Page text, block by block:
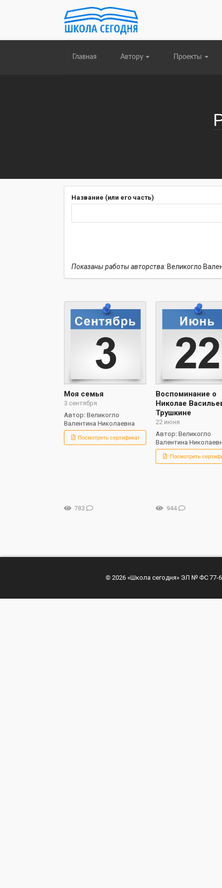
Главная Автору Проекты
Название (или его часть)
Показаны работы авторства:Великогло
Моя семья
3 сентября
Автор: Великогло
Валентина Николаевна
Посмотреть сертификат
783
Воспоминание о
Николае
Трушкине
22 июня
Автор: Великогло
Валентина
Посмотреть
944
© 2026 «Школа сегодня» ЭЛ № ФС 77-